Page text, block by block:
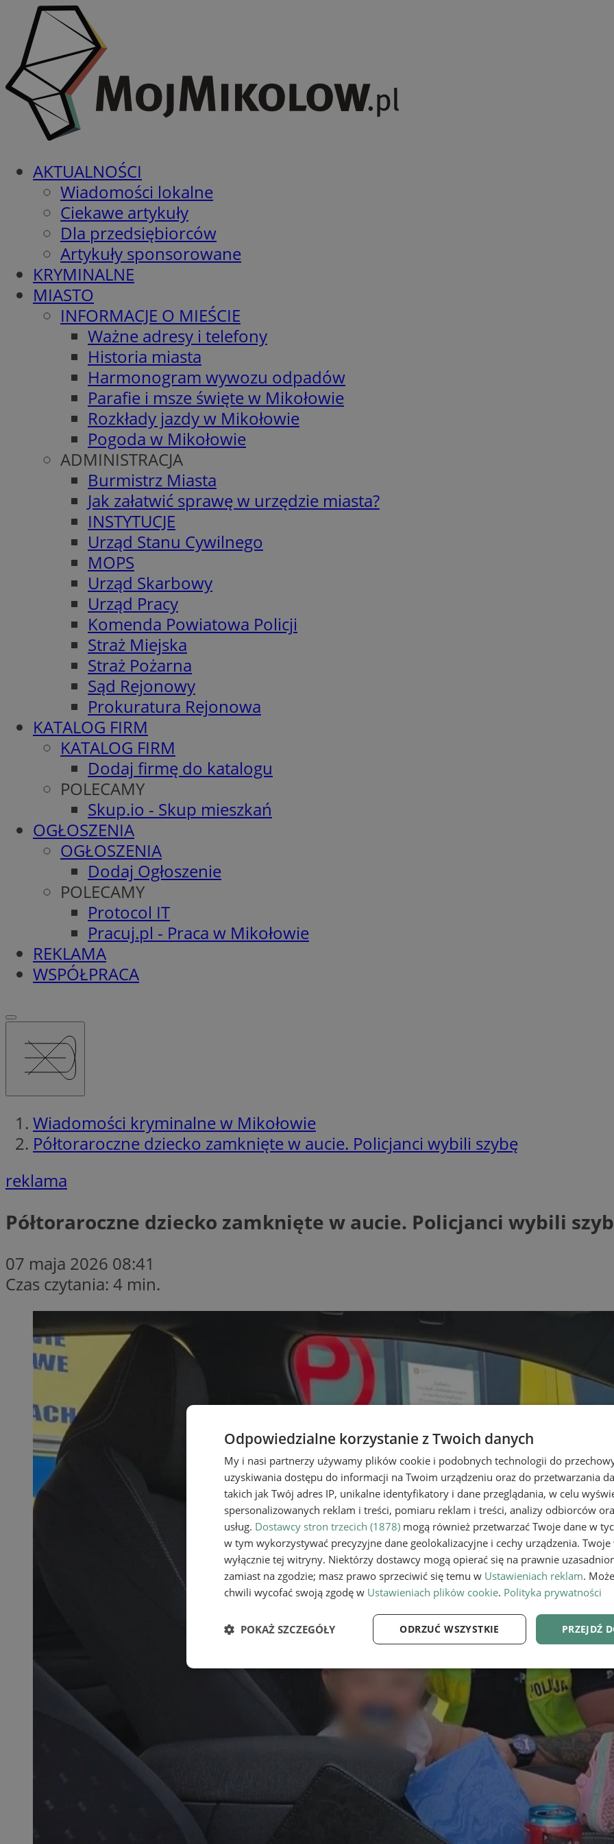
AKTUALNOŚCI
Wiadomości lokalne
Ciekawe artykuły
Dla przedsiębiorców
Artykuły sponsorowane
KRYMINALNE
MIASTO
INFORMACJE O MIEŚCIE
Ważne adresy i telefony
Historia miasta
Harmonogram wywozu odpadów
Parafie i msze święte w Mikołowie
Rozkłady jazdy w Mikołowie
Pogoda w Mikołowie
ADMINISTRACJA
Burmistrz Miasta
Jak załatwić sprawę w urzędzie miasta?
INSTYTUCJE
Urząd Stanu Cywilnego
MOPS
Urząd Skarbowy
Urząd Pracy
Komenda Powiatowa Policji
Straż Miejska
Straż Pożarna
Sąd Rejonowy
Prokuratura Rejonowa
KATALOG FIRM
KATALOG FIRM
Dodaj firmę do katalogu
POLECAMY
Skup.io - Skup mieszkań
OGŁOSZENIA
OGŁOSZENIA
Dodaj Ogłoszenie
POLECAMY
Protocol IT
Pracuj.pl - Praca w Mikołowie
REKLAMA
WSPÓŁPRACA
Wiadomości kryminalne w Mikołowie
Półtoraroczne dziecko zamknięte w aucie. Policjanci wybili szybę
reklama
Półtoraroczne dziecko zamknięte w aucie. Policjanci wybili
07 maja 2026 08:41
Czas czytania: 4 min.
Odpowiedzialne korzystanie z Twoich danych
My i nasi partnerzy używamy plików cookie i podobnych technologii do
uzyskiwania dostępu do informacji na Twoim urządzeniu oraz do przetwarzania
takich jak Twój adres IP, unikalne identyfikatory i dane przeglądania, w celu
spersonalizowanych reklam i treści, pomiaru reklam i treści, analizy odbiorców
usług. Dostawcy stron trzecich (1878) mogą również przetwarzać Twoje dane w
w tym wykorzystywać precyzyjne dane geolokalizacyjne i cechy urządzenia.
wyłącznie tej witryny. Niektórzy dostawcy mogą opierać się na prawnie
zamiast na zgodzie; masz prawo sprzeciwić się temu w Ustawieniach reklam.
chwili wycofać swoją zgodę w Ustawieniach plików cookie. Polityka prywatności
PRZEJDŹ
ODRZUĆ WSZYSTKIE
POKAŻ SZCZEGÓŁY
Niezbędne Wydajność Targetowanie
Niezbędne Wydajność Targetowanie Funkcjonalność
Niezbędne pliki cookie umożliwiają korzystanie z podstawowych funkcji strony internetowej, takich jak
zarządzanie kontem. Bez niezbędnych plików cookie nie można prawidłowo korzystać ze strony
przechowywania